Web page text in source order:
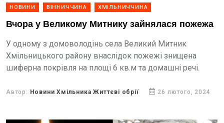
НОВИНИ ВІННИЧЧИНА ХМІЛЬНИЧЧИНА
Вчора у Великому Митнику зайнялася пожежа
У одному з домоволодінь села Великий Митник
Хмільницького району внаслідок пожежі знищена
шиферна покрівля на площі 6 кв.м та домашні речі.
Автор: Новини Хмільника Життєві обрії 26 лютого, 2024